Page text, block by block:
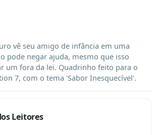
vê seu amigo de infância em uma
pode negar ajuda, mesmo que isso
um fora da lei. Quadrinho feito para o
7, com o tema 'Sabor Inesquecível'.
Leitores